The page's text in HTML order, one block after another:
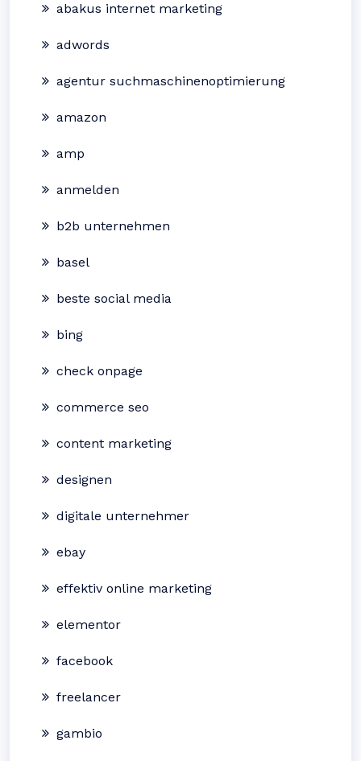
abakus internet marketing
adwords
agentur suchmaschinenoptimierung
amazon
amp
anmelden
b2b unternehmen
basel
beste social media
bing
check onpage
commerce seo
content marketing
designen
digitale unternehmer
ebay
effektiv online marketing
elementor
facebook
freelancer
gambio